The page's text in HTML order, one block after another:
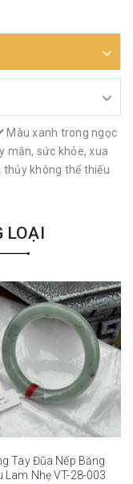
Màu xanh trong ngọc
mắn, sức khỏe, xua
không thể thiếu
LOẠI
Tay Đũa Nếp Băng
Lam Nhẹ VT-28-003